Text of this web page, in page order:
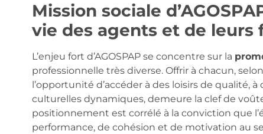
Mission sociale
vie des agents et de leurs
L’enjeu fort d’AGOSPAP se concentre sur la
professionnelle très diverse. Offrir à chacun,
l’opportunité d’accéder à des loisirs de qualité,
culturelles dynamiques, demeure la clef de
positionnement est corrélé à la conviction que
performance, de cohésion et de motivation au